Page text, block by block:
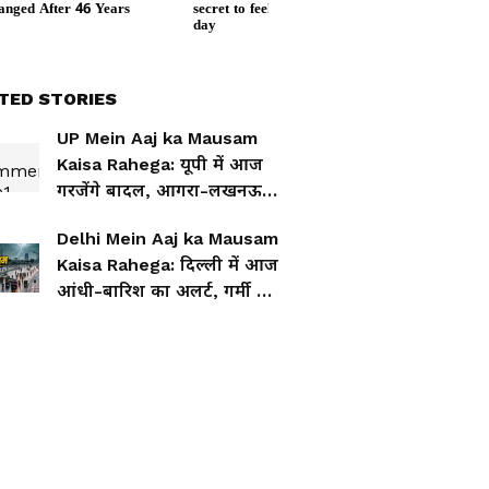
STORIES
UP Mein Aaj ka Mausam
Kaisa Rahega: यूपी में आज
गरजेंगे बादल, आगरा-लखनऊ
ओलावृष्टि अलर्ट
Delhi Mein Aaj ka Mausam
Kaisa Rahega: दिल्ली में आज
आंधी-बारिश का अलर्ट, गर्मी से